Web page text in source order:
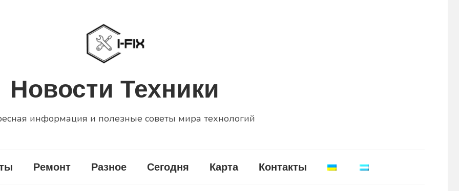
Новости Техники
информация и полезные советы мира технологий
Ремонт Разное Сегодня Карта Контакты